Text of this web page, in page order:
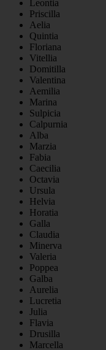
Leontia
Priscilla
Aelia
Quintia
Floriana
Vitellia
Domitilla
Valentina
Aemilia
Marina
Sulpicia
Calpurnia
Alba
Marzia
Fabia
Caecilia
Octavia
Ursula
Helvia
Horatia
Galla
Claudia
Minerva
Valeria
Poppea
Galba
Aurelia
Lucretia
Julia
Flavia
Drusilla
Marcella